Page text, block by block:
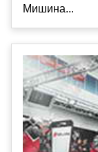
Мишина...